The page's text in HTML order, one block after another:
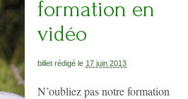
formation en
vidéo
billet rédigé le 17 juin 2013
N’oubliez pas notre formation